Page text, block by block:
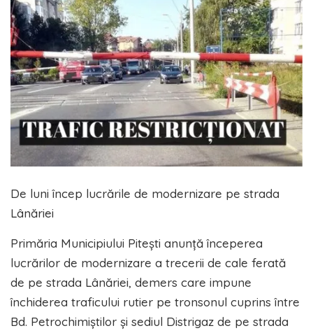
De luni încep lucrările de modernizare pe strada
Lânăriei
Primăria Municipiului Pitești anunță începerea
lucrărilor de modernizare a trecerii de cale ferată
de pe strada Lânăriei, demers care impune
închiderea traficului rutier pe tronsonul cuprins între
Bd. Petrochimiștilor și sediul Distrigaz de pe strada